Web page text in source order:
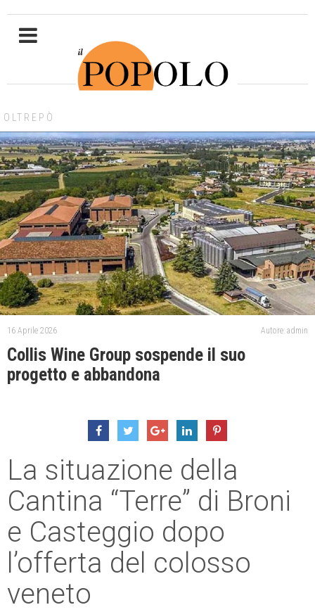
OLTREPÒ
16 Aprile 2026 Autore: admin
Collis Wine Group sospende il suo
progetto e abbandona
La situazione della
Cantina “Terre” di Broni
e Casteggio dopo
l’offerta del colosso
veneto